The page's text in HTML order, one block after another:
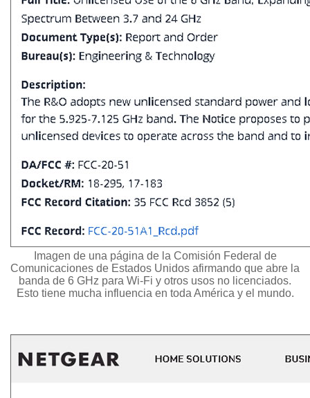
Imagen de una página de la Comisión Federal de
Comunicaciones de Estados Unidos afirmando que abre la
banda de 6 GHz para Wi-Fi y otros usos no licenciados.
Esto tiene mucha influencia en toda América y el mundo.